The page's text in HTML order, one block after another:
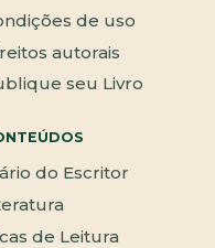
de uso
autorais
seu Livro
do Escritor
de Leitura